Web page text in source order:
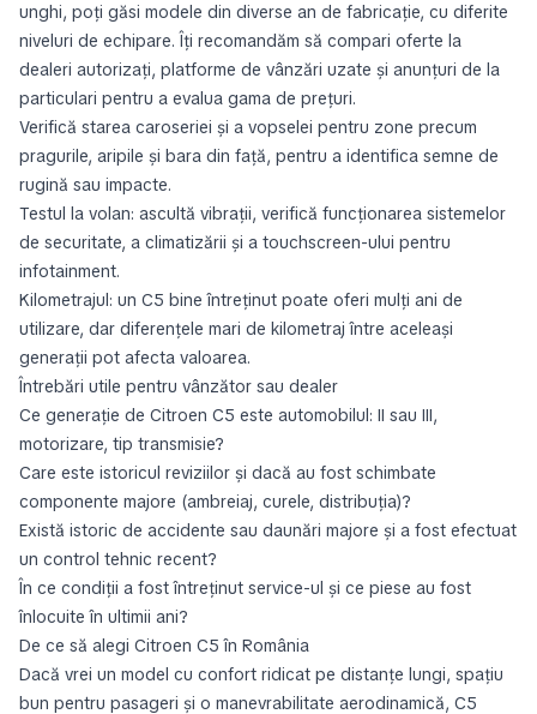
unghi, poți găsi modele din diverse an de fabricație, cu diferite
niveluri de echipare. Îți recomandăm să compari oferte la
dealeri autorizați, platforme de vânzări uzate și anunțuri de la
particulari pentru a evalua gama de prețuri.
Verifică starea caroseriei și a vopselei pentru zone precum
pragurile, aripile și bara din față, pentru a identifica semne de
rugină sau impacte.
Testul la volan: ascultă vibrații, verifică funcționarea sistemelor
de securitate, a climatizării și a touchscreen-ului pentru
infotainment.
Kilometrajul: un C5 bine întreținut poate oferi mulți ani de
utilizare, dar diferențele mari de kilometraj între aceleași
generații pot afecta valoarea.
Întrebări utile pentru vânzător sau dealer
Ce generație de Citroen C5 este automobilul: II sau III,
motorizare, tip transmisie?
Care este istoricul reviziilor și dacă au fost schimbate
componente majore (ambreiaj, curele, distribuția)?
Există istoric de accidente sau daunări majore și a fost efectuat
un control tehnic recent?
În ce condiții a fost întreținut service-ul și ce piese au fost
înlocuite în ultimii ani?
De ce să alegi Citroen C5 în România
Dacă vrei un model cu confort ridicat pe distanțe lungi, spațiu
bun pentru pasageri și o manevrabilitate aerodinamică, C5